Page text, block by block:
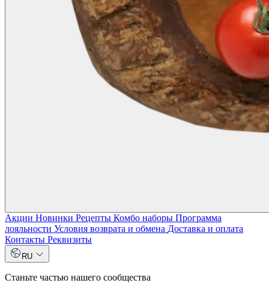
Акции Новинки Рецепты Комбо наборы Программа
лояльности Условия возврата и обмена Доставка и оплата
Контакты Реквизиты
RU
Станьте частью нашего сообщества